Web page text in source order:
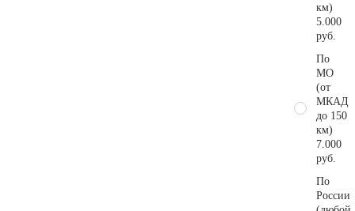
км)
5.000
руб.
По
МО
(от
МКАД
до 150
км)
7.000
руб.
По
России